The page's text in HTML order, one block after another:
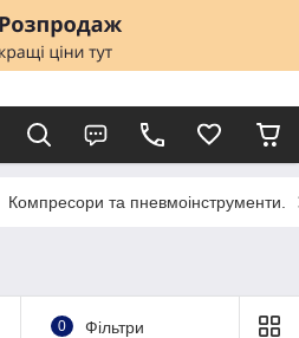
Компресори та пневмоінструменти.
0 Фільтри